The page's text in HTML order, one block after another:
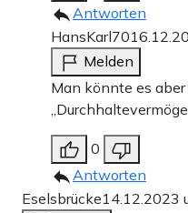
Antworten
HansKarl70
Melden
Man könnte es aber
0
Antworten
Eselsbrücke14.12.2023